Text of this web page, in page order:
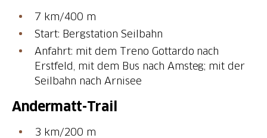
7 km/400 m
Start: Bergstation Seilbahn
Anfahrt: mit dem Treno Gottardo nach
Erstfeld, mit dem Bus nach Amsteg; mit der
Seilbahn nach Arnisee
Andermatt-Trail
3 km/200 m